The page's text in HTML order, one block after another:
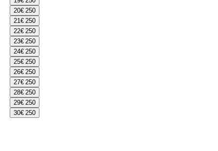
20€ 250
21€ 250
22€ 250
23€ 250
24€ 250
25€ 250
26€ 250
27€ 250
28€ 250
29€ 250
30€ 250